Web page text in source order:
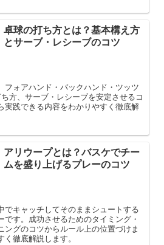
卓球の打ち方とは？基本構え方
とサーブ・レシーブのコツ
フォアハンド・バックハンド・ツッツ
方、サーブ・レシーブを安定させるコ
実践できる内容をわかりやすく徹底解
アリウープとは？バスケでチー
ムを盛り上げるプレーのコツ
でキャッチしてそのままシュートする
す。成功させるためのタイミング・
ングのコツからルール上の位置づけま
徹底解説します。